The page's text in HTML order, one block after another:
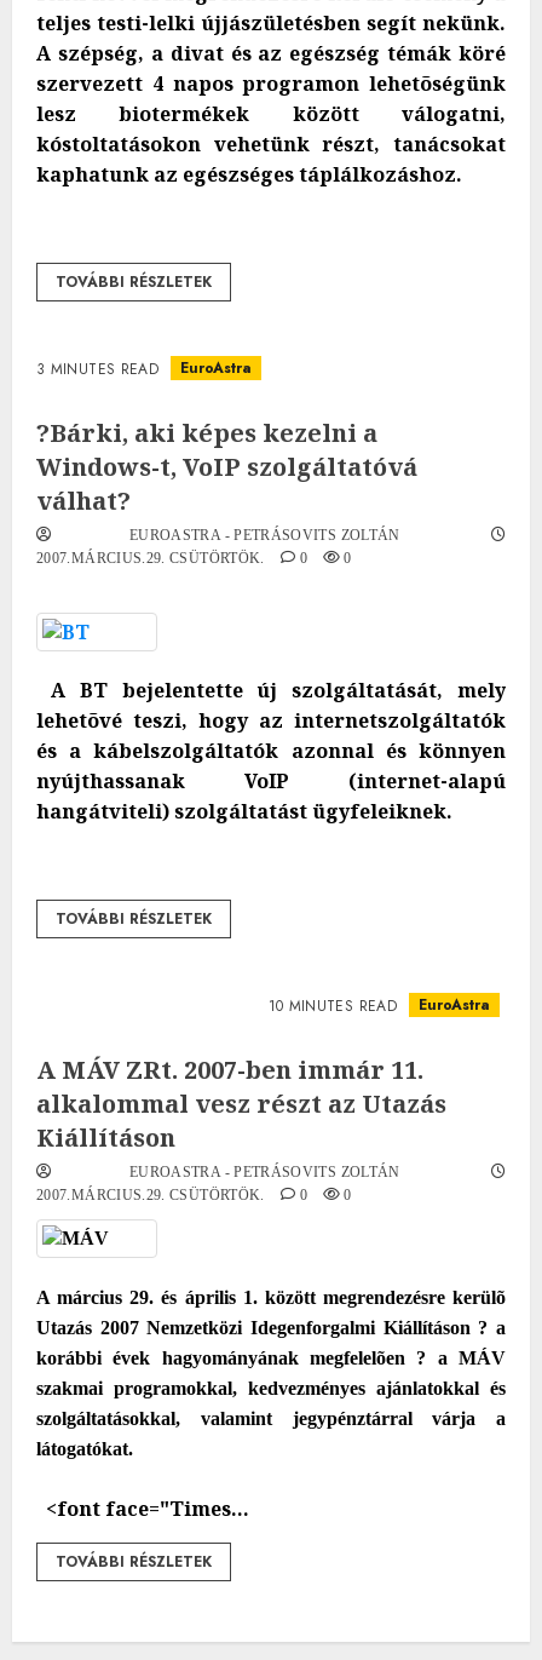
teljes testi-lelki újjászületésben segít nekünk.
A szépség, a divat és az egészség témák köré
szervezett 4 napos programon lehetõségünk
lesz biotermékek között válogatni,
kóstoltatásokon vehetünk részt, tanácsokat
kaphatunk az egészséges táplálkozáshoz.
TOVÁBBI RÉSZLETEK
3 MINUTES READ EuroAstra
?Bárki, aki képes kezelni a
Windows-t, VoIP szolgáltatóvá
válhat?
EUROASTRA - PETRÁSOVITS ZOLTÁN
2007.MÁRCIUS.29. CSÜTÖRTÖK.
0 0
A BT bejelentette új szolgáltatását, mely
lehetõvé teszi, hogy az internetszolgáltatók
és a kábelszolgáltatók azonnal és könnyen
nyújthassanak VoIP (internet-alapú
hangátviteli) szolgáltatást ügyfeleiknek.
TOVÁBBI RÉSZLETEK
10 MINUTES READ EuroAstra
A MÁV ZRt. 2007-ben immár 11.
alkalommal vesz részt az Utazás
Kiállításon
EUROASTRA - PETRÁSOVITS ZOLTÁN
2007.MÁRCIUS.29. CSÜTÖRTÖK.
0 0
A március 29. és április 1. között megrendezésre kerülõ
Utazás 2007 Nemzetközi Idegenforgalmi Kiállításon ? a
korábbi évek hagyományának megfelelõen ? a MÁV
szakmai programokkal, kedvezményes ajánlatokkal és
szolgáltatásokkal, valamint jegypénztárral várja a
látogatókat.
<font face="Times...
TOVÁBBI RÉSZLETEK